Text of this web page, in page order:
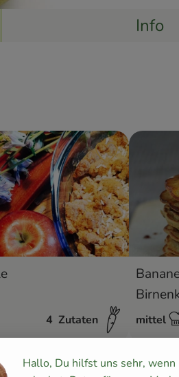
Info
hinzufügen
4 Zutaten
Rezept zu
mittel
Hallo, Du hilfst uns sehr, wenn